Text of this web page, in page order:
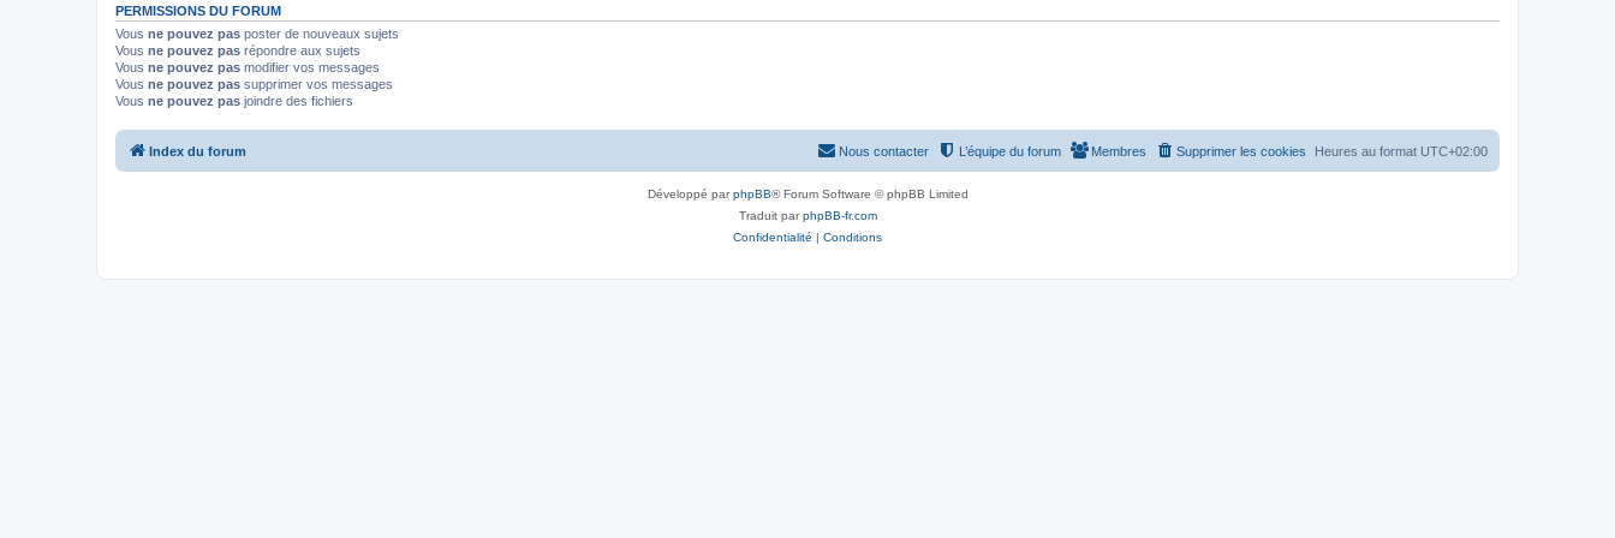
PERMISSIONS DU FORUM
Vous ne pouvez pas poster de nouveaux sujets
Vous ne pouvez pas répondre aux sujets
Vous ne pouvez pas modifier vos messages
Vous ne pouvez pas supprimer vos messages
Vous ne pouvez pas joindre des fichiers
Index du forum Heures au format UTC+02:00
Supprimer les cookies
Membres
L’équipe du forum
Nous contacter
Développé parphpBB® Forum Software © phpBB Limited
Traduit parphpBB-fr.com
Confidentialité | Conditions